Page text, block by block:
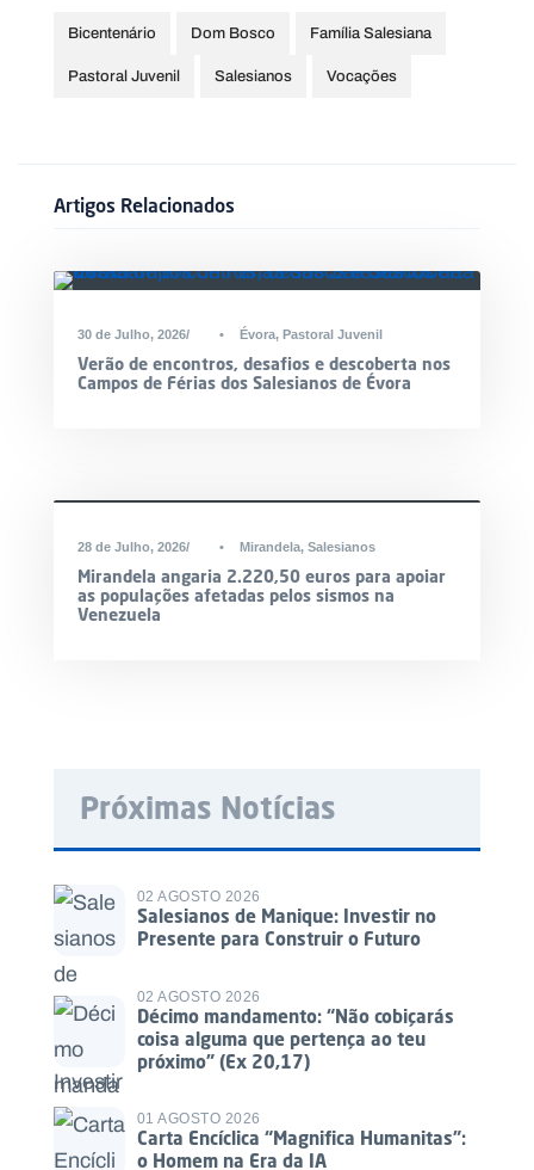
Bicentenário Dom Bosco
Família Salesiana
Pastoral Juvenil
Salesianos Vocações
Artigos Relacionados
30 de Julho, 2026 • Évora, Pastoral Juvenil
Verão de encontros, desafios e descoberta nos
Campos de Férias dos Salesianos de Évora
DESTAQUE
28 de Julho, 2026 • Mirandela, Salesianos
Mirandela angaria 2.220,50 euros para apoiar
as populações afetadas pelos sismos na
Venezuela
Próximas Notícias
02 AGOSTO 2026
Salesianos de Manique: Investir no
Presente para Construir o Futuro
02 AGOSTO 2026
Décimo mandamento: “Não cobiçarás
coisa alguma que pertença ao teu
próximo” (Ex 20,17)
01 AGOSTO 2026
Carta Encíclica “Magnifica Humanitas”:
o Homem na Era da IA
e
r